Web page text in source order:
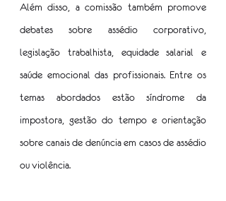
Além disso, a comissão também promove
debates sobre assédio corporativo,
legislação trabalhista, equidade salarial e
saúde emocional das profissionais. Entre os
temas abordados estão síndrome da
impostora, gestão do tempo e orientação
sobre canais de denúncia em casos de assédio
ou violência.